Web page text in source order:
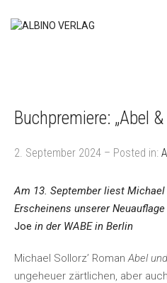
Buchpremiere: „Abel &
2. September 2024 – Posted in:
Am 13. September liest
Erscheinens unserer
Joe in der WABE in Berlin
Michael Sollorz’ RomanAbel
ungeheuer zärtlichen, aber